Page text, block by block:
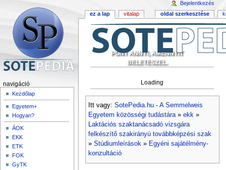
PONT ANNYI, AMENNYIT
BELETESZEL.
Loading
Itt vagy: SotePedia.hu - A Semmelweis
Egyetem közösségi tudástára» ekk»
Laktációs szaktanácsadó vizsgára
felkészítő szakirányú továbbképzési szak
» Stúdiumleírások» Egyéni sajátélmény-
konzultáció
ez a lap vitalap oldal szerkesztése
Bejelentkezés
navigáció
Kezdőlap
Egyetem+
Hogyan?
ÁOK
EKK
ETK
FOK
GyTK